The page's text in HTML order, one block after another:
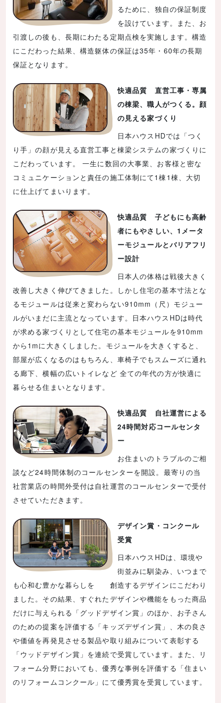
るために、独自の保証制度
を設けています。また、お
引渡しの後も、長期にわたる定期点検を実施します。構造
にこだわった結果、構造躯体の保証は35年・60年の長期
保証となります。
快適品質 直営工事・専属
の棟梁、職人がつくる。顔
の見える家づくり
日本ハウスHDでは「つく
り手」の顔が見える直営工事と棟梁システムの家づくりに
こだわっています。 一生に数回の大事業、お客様と密な
コミュニケーションと責任の施工体制にて1棟1棟、大切
に仕上げてまいります。
快適品質 子どもにも高齢
者にもやさしい、1メータ
ーモジュールとバリアフリ
ー設計
日本人の体格は戦後大きく
改善し大きく伸びてきました。しかし住宅の基本寸法とな
るモジュールは従来と変わらない910mm（尺）モジュー
ルがいまだに主流となっています。日本ハウスHDは時代
が求める家づくりとして住宅の基本モジュールを910mm
から1mに大きくしました。モジュールを大きくすると、
部屋が広くなるのはもちろん、車椅子でもスムーズに通れ
る廊下、横幅の広いトイレなど 全ての年代の方が快適に
暮らせる住まいとなります。
快適品質 自社運営による
24時間対応コールセンタ
ー
お住まいのトラブルのご相
談など24時間体制のコールセンターを開設。最寄りの当
社営業店の時間外受付は自社運営のコールセンターで受付
させていただきます。
デザイン賞・コンクール
受賞
日本ハウスHDは、環境や
街並みに馴染み、いつまで
も心和む豊かな暮らしを 創造するデザインにこだわり
ました。その結果、すぐれたデザインや機能をもった商品
だけに与えられる「グッドデザイン賞」のほか、お子さん
のための提案を評価する「キッズデザイン賞」、木の良さ
や価値を再発見させる製品や取り組みについて表彰する
「ウッドデザイン賞」を連続で受賞しています。また、リ
フォーム分野においても、優秀な事例を評価する「住まい
のリフォームコンクール」にて優秀賞を受賞しています。